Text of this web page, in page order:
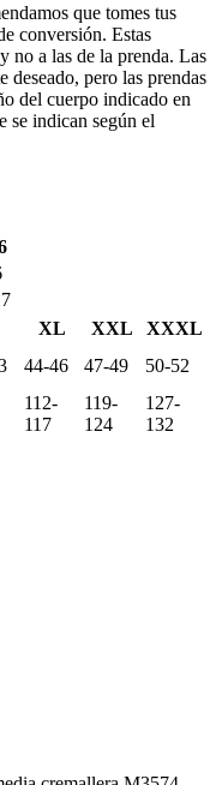
que tomes tus
conversión. Estas
no a las de la prenda. Las
deseado, pero las prendas
del cuerpo indicado en
se indican según el
XL XXL
XXXL
44-46 47-49 50-52
112-
117
119-
124
127-
132